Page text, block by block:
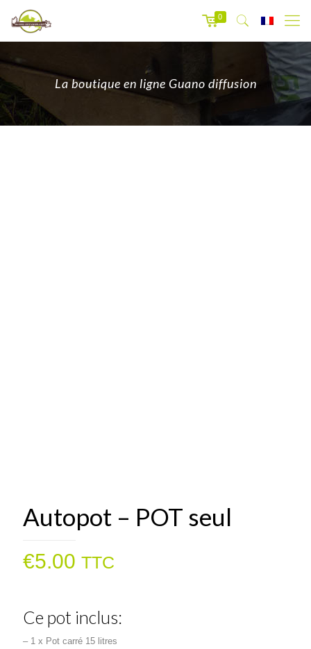
0
La boutique en ligne Guano diffusion
Autopot – POT seul
€5.00 TTC
Ce pot inclus:
– 1 x Pot carré 15 litres